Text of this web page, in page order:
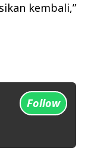
kembali,”
Follow